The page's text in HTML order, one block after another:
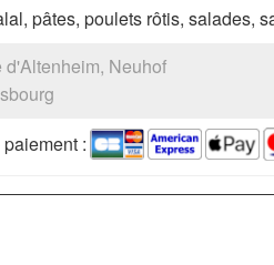
pâtes, poulets rôtis, salades,
d'Altenheim, Neuhof
: